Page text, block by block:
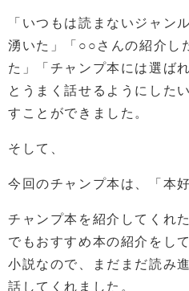
「いつもは読まないジャン
湧いた」「○○さんの紹介し
た」「チャンプ本には選ば
とうまく話せるようにした
すことができました。
そして、
今回のチャンプ本は、「本
チャンプ本を紹介してくれ
でもおすすめ本の紹介をし
小説なので、まだまだ読み
話してくれました。